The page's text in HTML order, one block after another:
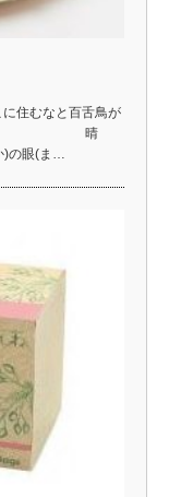
住むなと百舌鳥が
の色 晴
)の眼(ま…